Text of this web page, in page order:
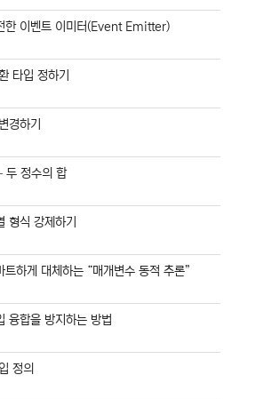
이벤트 이미터(Event Emitter)
타입 정하기
하기
정수의 합
식 강제하기
하게 대체하는 “매개변수 동적 추론”
합을 방지하는 방법
정의